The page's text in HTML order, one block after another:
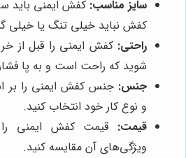
سایز مناسب: کفش ایمنی باید
کفش نباید خیلی تنگ یا خیلی
راحتی: کفش ایمنی را قبل از
شوید که راحت است و به پا
جنس: جنس کفش ایمنی را بر
و نوع کار خود انتخاب کنید.
قیمت: قیمت کفش ایمنی
ویژگی‌های آن مقایسه کنید.